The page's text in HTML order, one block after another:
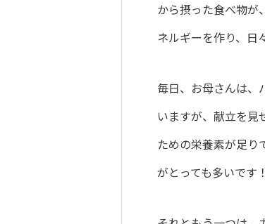
から摂った食べ物が
ネルギーを作り、日
毎日、お母さんは、
いますが、献立を見
ための栄養素が足り
がとっても多いです！